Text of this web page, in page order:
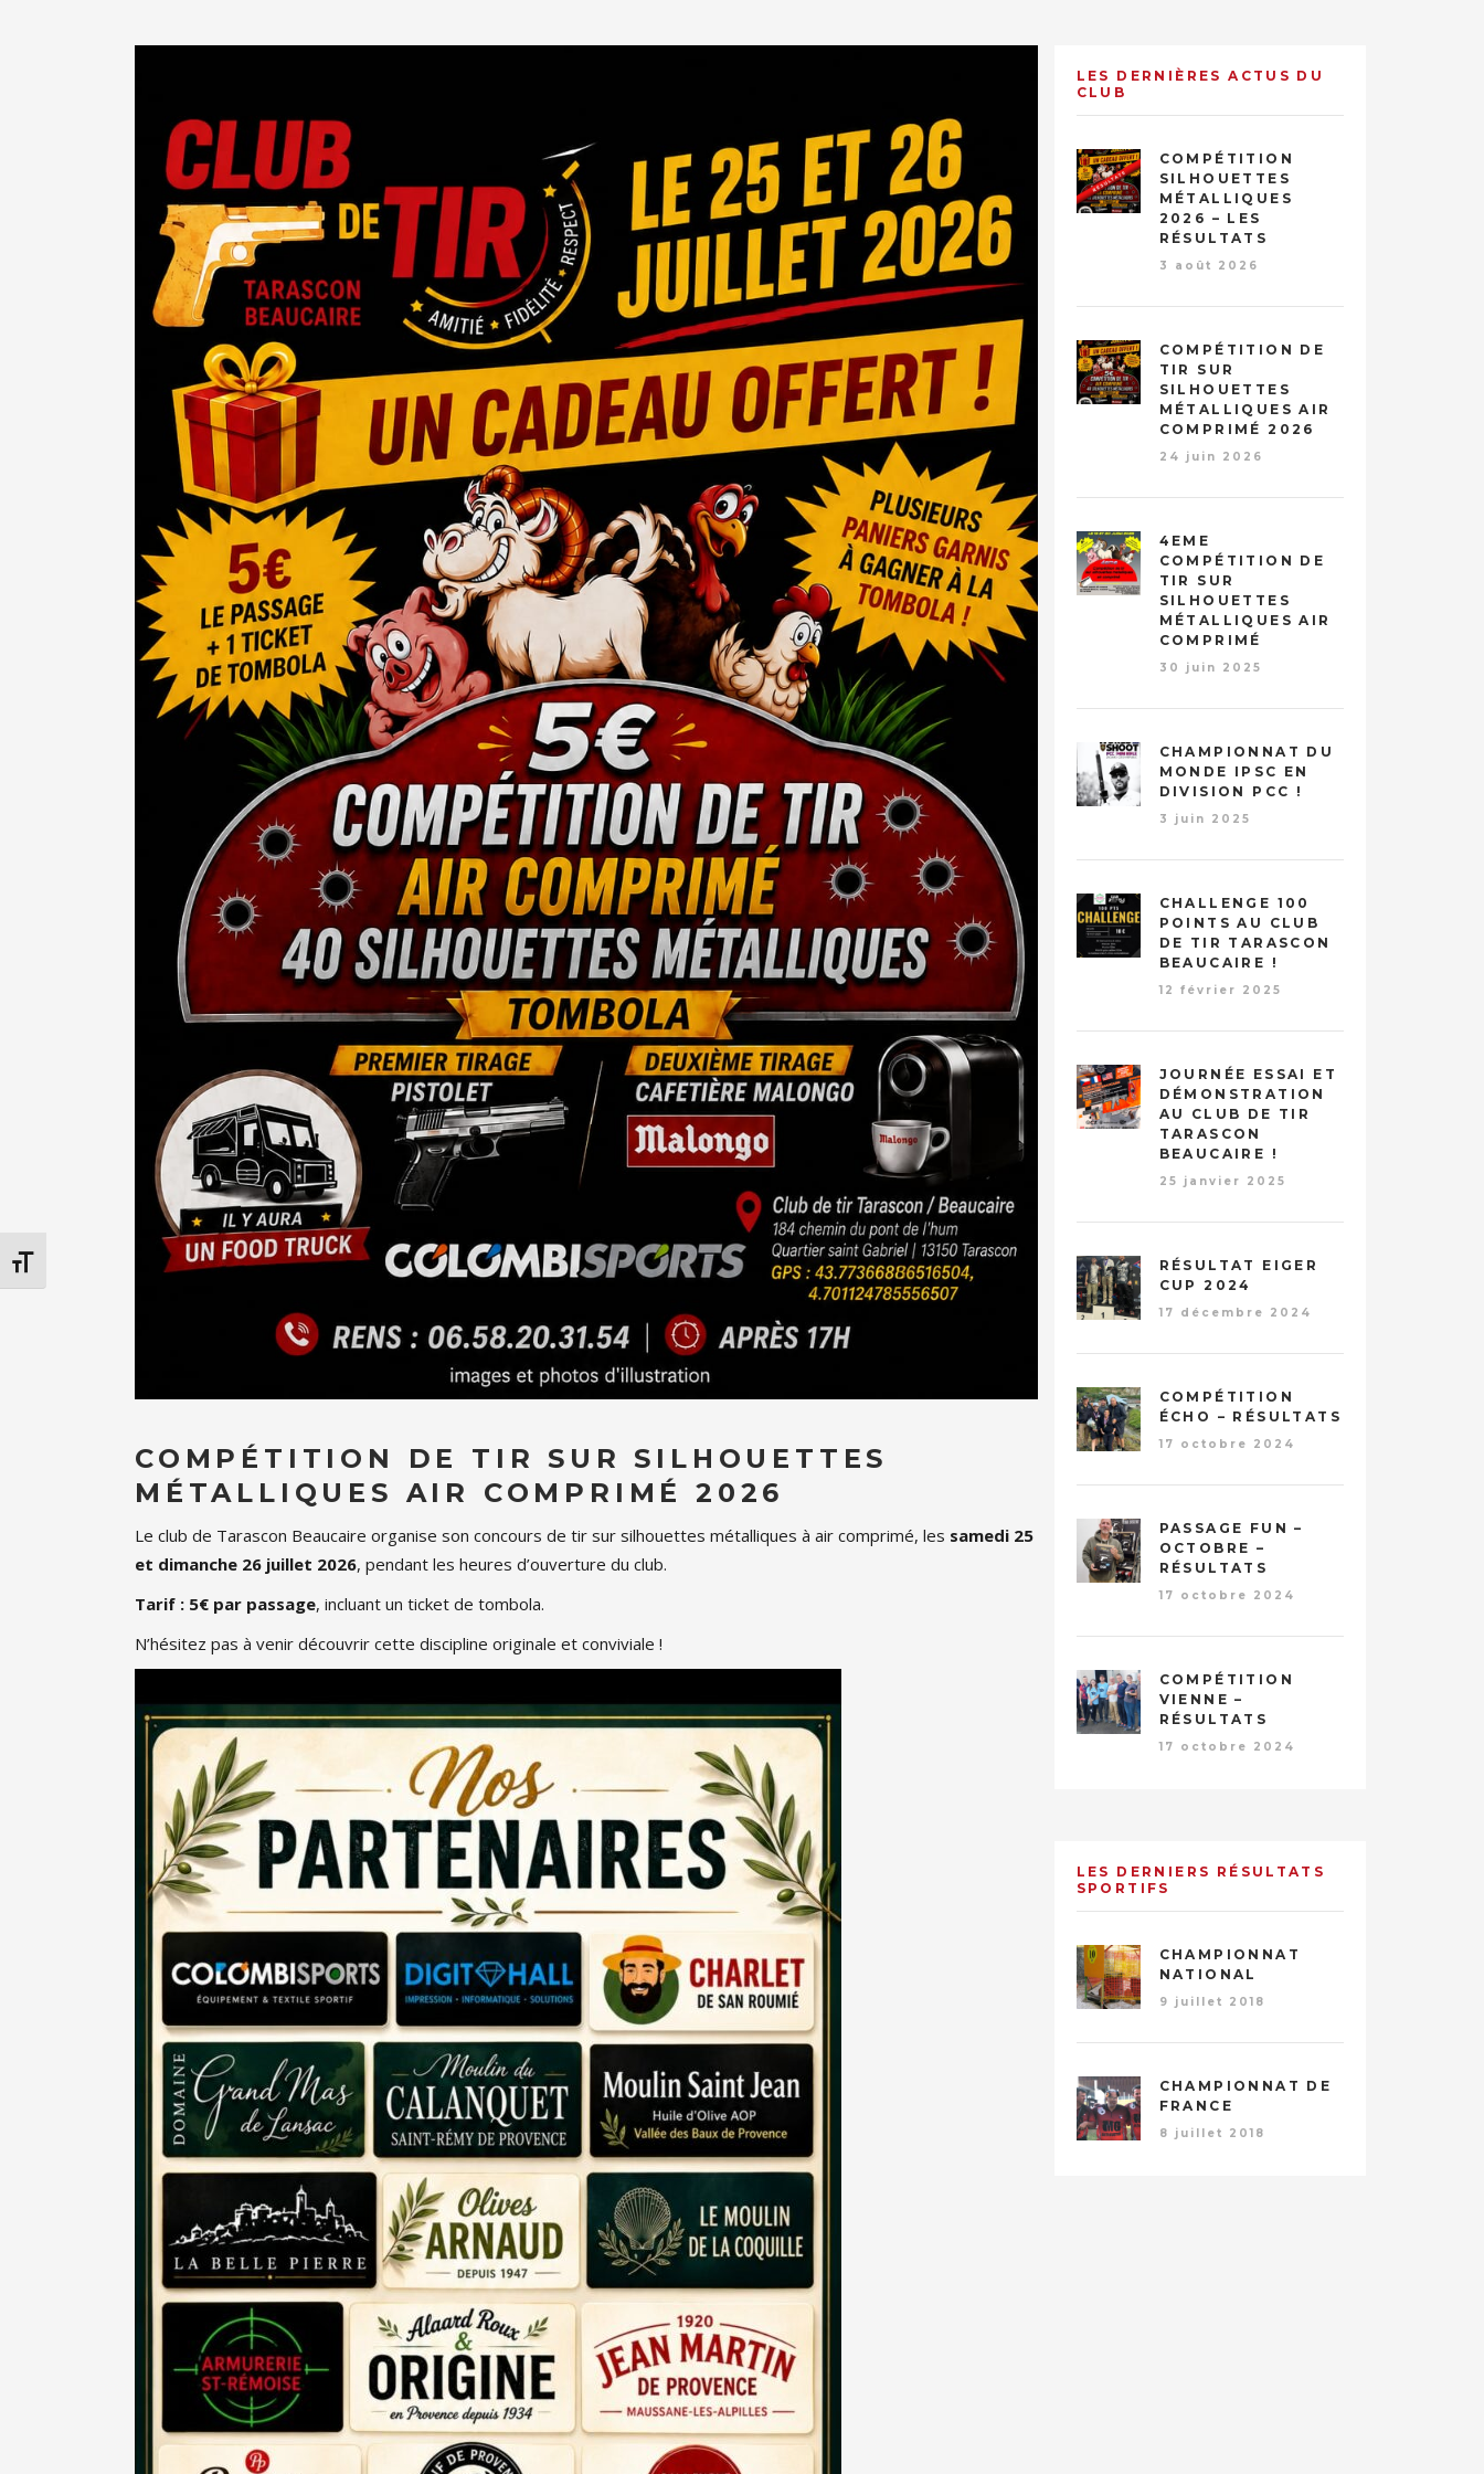
Changer la taille de la police
COMPÉTITION DE TIR SUR SILHOUETTES
MÉTALLIQUES AIR COMPRIMÉ 2026
Le club de Tarascon Beaucaire organise son concours de tir sur silhouettes métalliques à air comprimé, les samedi 25
et dimanche 26 juillet 2026, pendant les heures d’ouverture du club.
Tarif : 5€ par passage, incluant un ticket de tombola.
N’hésitez pas à venir découvrir cette discipline originale et conviviale !
LES DERNIÈRES ACTUS DU
CLUB
COMPÉTITION
SILHOUETTES
MÉTALLIQUES
2026 – LES
RÉSULTATS
3 août 2026
COMPÉTITION DE
TIR SUR
SILHOUETTES
MÉTALLIQUES AIR
COMPRIMÉ 2026
24 juin 2026
4EME
COMPÉTITION DE
TIR SUR
SILHOUETTES
MÉTALLIQUES AIR
COMPRIMÉ
30 juin 2025
CHAMPIONNAT DU
MONDE IPSC EN
DIVISION PCC !
3 juin 2025
CHALLENGE 100
POINTS AU CLUB
DE TIR TARASCON
BEAUCAIRE !
12 février 2025
JOURNÉE ESSAI ET
DÉMONSTRATION
AU CLUB DE TIR
TARASCON
BEAUCAIRE !
25 janvier 2025
RÉSULTAT EIGER
CUP 2024
17 décembre 2024
COMPÉTITION
ÉCHO – RÉSULTATS
17 octobre 2024
PASSAGE FUN –
OCTOBRE –
RÉSULTATS
17 octobre 2024
COMPÉTITION
VIENNE –
RÉSULTATS
17 octobre 2024
LES DERNIERS RÉSULTATS
SPORTIFS
CHAMPIONNAT
NATIONAL
9 juillet 2018
CHAMPIONNAT DE
FRANCE
8 juillet 2018